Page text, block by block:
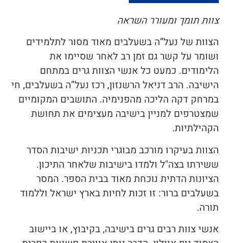
צוות תומך ומעורר השראה
הצוות של נעל”ה בשעלבים מאוד מסור לתלמידים
ושומר על קשר גם זמן רב לאחר שסיימו את
הלימודים. כמעט כל אנשי הצוות גרים במתחם
הישיבה. הרב דניאל הרשנזון, רכז נעל”ה בשעלבים, חי
במרחק דקה הליכה מהפנימיה. התושבים המקומיים
שמצטרפים למניין בישיבה מעצימים את תחושת
הקהילתיות.
הצוות בעיקרו מורכב מבוגרי תכניות ישיבות הסדר
ששירתו בצה"ל ולמדו בישיבות שלאחר התיכון.
הציונות הדתית נוכחת מאוד בבית הספר. המסר
בשעלבים ברור: זו זכות לחיות בארץ ישראל וללמוד
תורה.
אנשי צוות רבים גרים בישיבה, בקיבוץ, או ביישוב